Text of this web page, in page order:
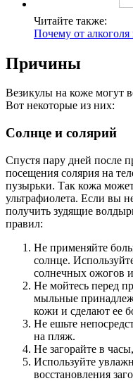
Читайте также:
Почему от алкоголя
Причины
Везикулы на коже могут
Вот некоторые из них:
Солнце и солярий
Спустя пару дней после
посещения солярия на
пузырьки. Так кожа
ультрафиолета. Если вы
получить зудящие
правил:
Не применяйте
солнце.
солнечных ожогов
Не мойтесь перед
мыльные
кожи и сделают ее
Не ешьте
на пляж.
Не загорайте в
Используйте
восстановления